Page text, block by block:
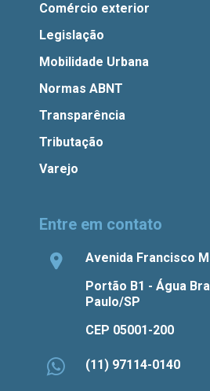
Comércio exterior
Legislação
Mobilidade Urbana
Normas ABNT
Transparência
Tributação
Varejo
Entre em contato
Avenida Francisco
Portão B1 - Água
Paulo/SP
CEP 05001-200
(11) 97114-0140